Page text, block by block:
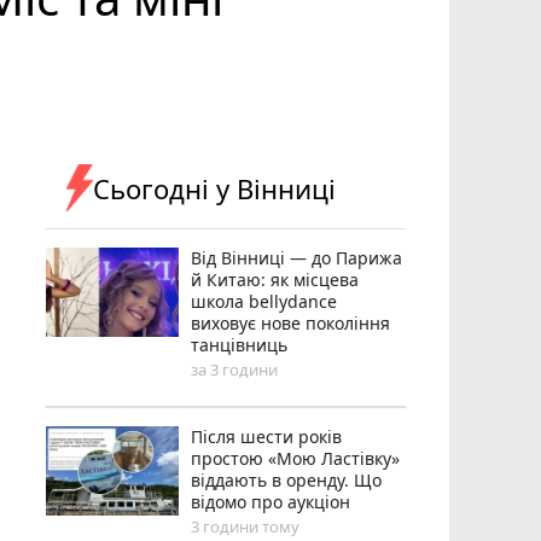
Сьогодні у Вінниці
Від Вінниці — до Парижа
й Китаю: як місцева
школа bellydance
виховує нове покоління
танцівниць
за 3 години
Після шести років
простою «Мою Ластівку»
віддають в оренду. Що
відомо про аукціон
3 години тому